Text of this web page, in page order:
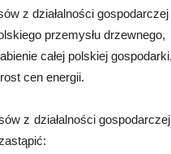
z działalności
przemysłu drzewnego,
całej polskiej gospodarki,
cen energii.
z działalności